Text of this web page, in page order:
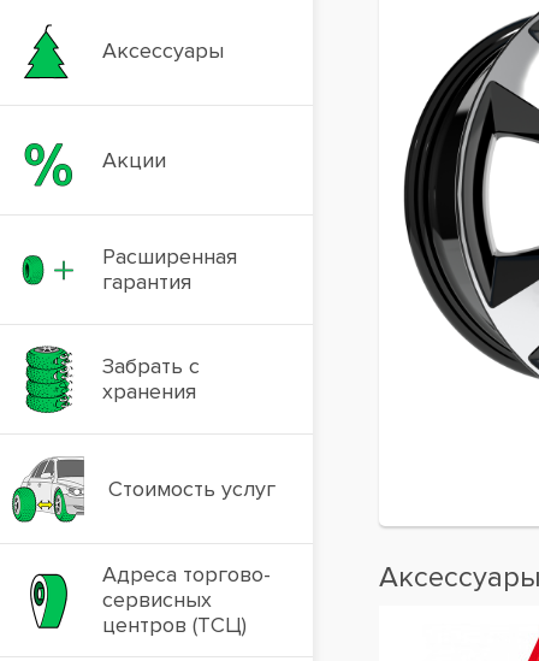
Аксессуары
Акции
Расширенная
гарантия
Забрать с
хранения
Стоимость услуг
Адреса торгово-
сервисных
центров (ТСЦ)